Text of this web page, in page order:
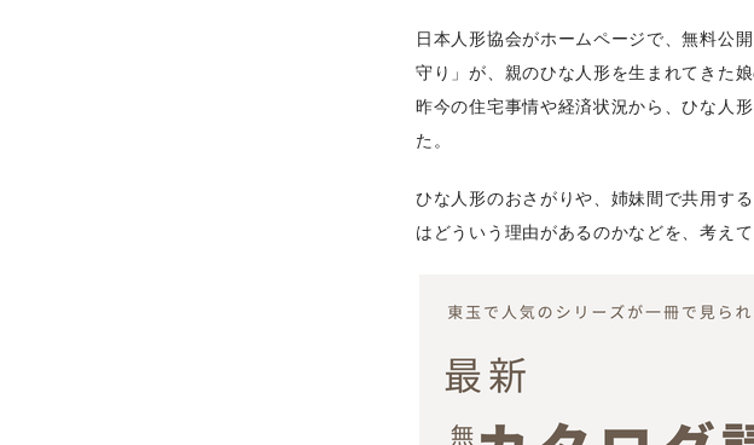
日本人形協会がホームページで、無料公
守り」が、親のひな人形を生まれてきた
昨今の住宅事情や経済状況から、ひな人
た。
ひな人形のおさがりや、姉妹間で共用す
はどういう理由があるのかなどを、考えて